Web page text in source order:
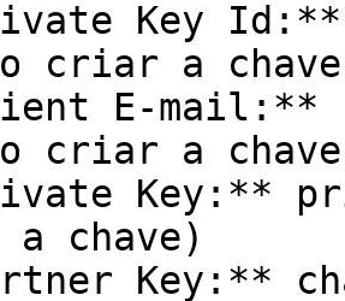
criar a
criar a
chave)